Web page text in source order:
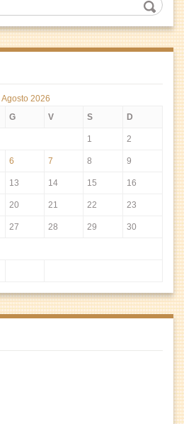
Agosto 2026
G V S D
1 2
6 7 8 9
13 14 15 16
20 21 22 23
27 28 29 30